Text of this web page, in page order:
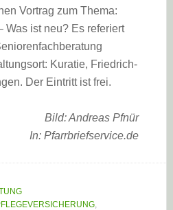
Vortrag zum Thema:
Was ist neu? Es referiert
Kuratie, Friedrich-
Der Eintritt ist frei.
Bild: Andreas Pfnür
In: Pfarrbriefservice.de
,